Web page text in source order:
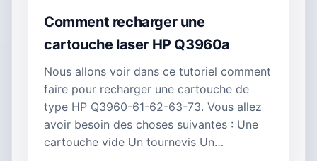
Comment recharger une
cartouche laser HP Q3960a
Nous allons voir dans ce tutoriel comment
faire pour recharger une cartouche de
type HP Q3960-61-62-63-73. Vous allez
avoir besoin des choses suivantes : Une
cartouche vide Un tournevis Un…